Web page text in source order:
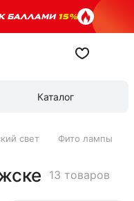
БАЛЛАМИ15%
Каталог
свет Фито лампы
13 товаров